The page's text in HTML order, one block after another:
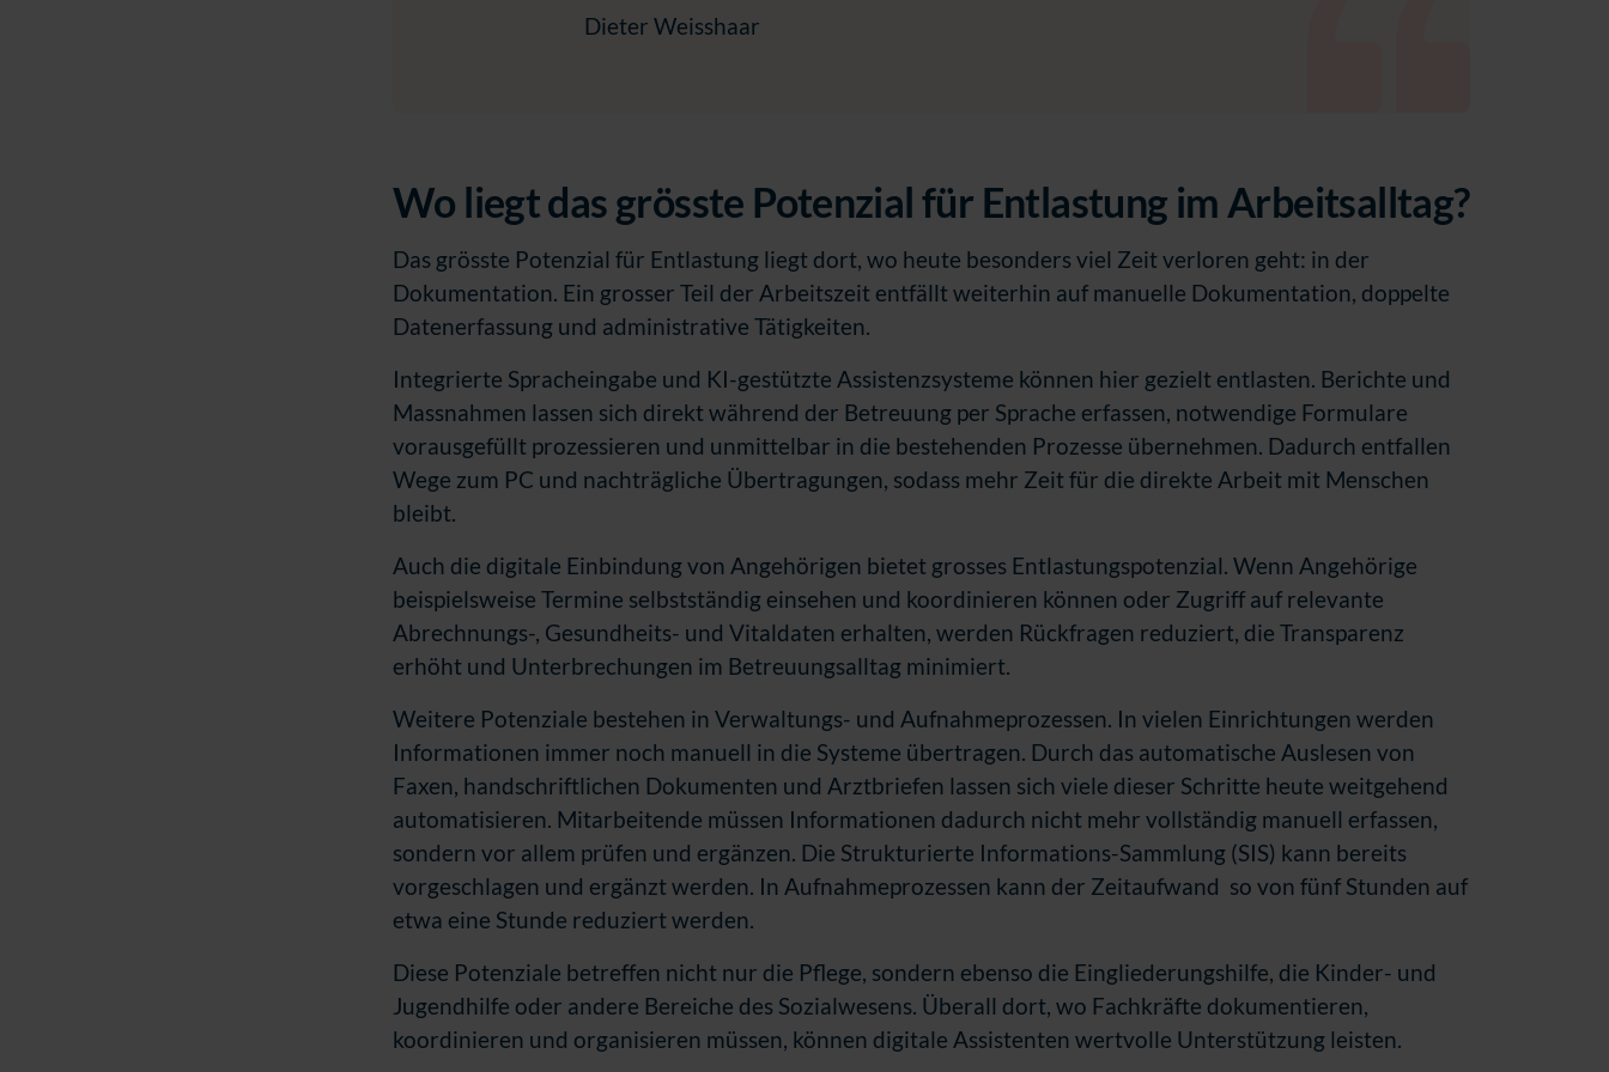
Dieter Weisshaar
Wo liegt das grösste Potenzial für Entlastung im Arbeitsalltag?
Das grösste Potenzial für Entlastung liegt dort, wo heute besonders viel Zeit verloren geht: in der
Dokumentation. Ein grosser Teil der Arbeitszeit entfällt weiterhin auf manuelle Dokumentation, doppelte
Datenerfassung und administrative Tätigkeiten.
Integrierte Spracheingabe und KI-gestützte Assistenzsysteme können hier gezielt entlasten. Berichte und
Massnahmen lassen sich direkt während der Betreuung per Sprache erfassen, notwendige Formulare
vorausgefüllt prozessieren und unmittelbar in die bestehenden Prozesse übernehmen. Dadurch entfallen
Wege zum PC und nachträgliche Übertragungen, sodass mehr Zeit für die direkte Arbeit mit Menschen
bleibt.
Auch die digitale Einbindung von Angehörigen bietet grosses Entlastungspotenzial. Wenn Angehörige
beispielsweise Termine selbstständig einsehen und koordinieren können oder Zugriff auf relevante
Abrechnungs-, Gesundheits- und Vitaldaten erhalten, werden Rückfragen reduziert, die Transparenz
erhöht und Unterbrechungen im Betreuungsalltag minimiert.
Weitere Potenziale bestehen in Verwaltungs- und Aufnahmeprozessen. In vielen Einrichtungen werden
Informationen immer noch manuell in die Systeme übertragen. Durch das automatische Auslesen von
Faxen, handschriftlichen Dokumenten und Arztbriefen lassen sich viele dieser Schritte heute weitgehend
automatisieren. Mitarbeitende müssen Informationen dadurch nicht mehr vollständig manuell erfassen,
sondern vor allem prüfen und ergänzen. Die Strukturierte Informations-Sammlung (SIS) kann bereits
vorgeschlagen und ergänzt werden. In Aufnahmeprozessen kann der Zeitaufwand so von fünf Stunden auf
etwa eine Stunde reduziert werden.
Diese Potenziale betreffen nicht nur die Pflege, sondern ebenso die Eingliederungshilfe, die Kinder- und
Jugendhilfe oder andere Bereiche des Sozialwesens. Überall dort, wo Fachkräfte dokumentieren,
koordinieren und organisieren müssen, können digitale Assistenten wertvolle Unterstützung leisten.